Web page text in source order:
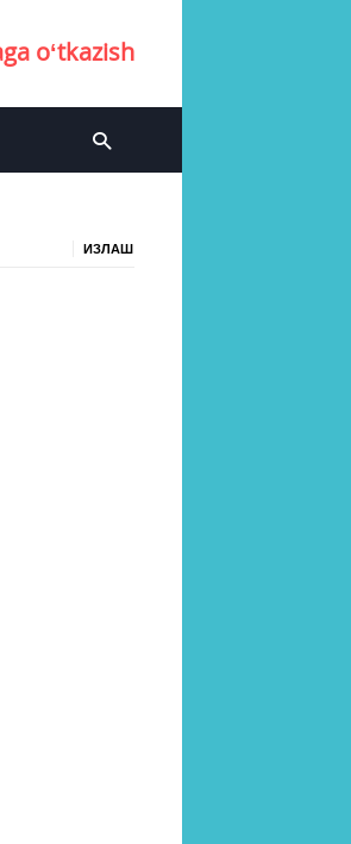
oʻtkazish